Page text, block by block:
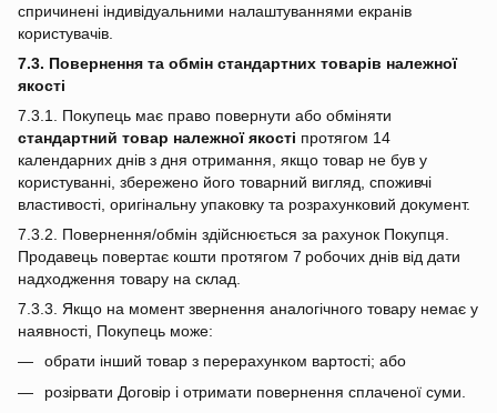
спричинені індивідуальними налаштуваннями екранів
користувачів.
7.3. Повернення та обмін стандартних товарів належної
якості
7.3.1. Покупець має право повернути або обміняти
стандартний товар належної якості протягом 14
календарних днів з дня отримання, якщо товар не був у
користуванні, збережено його товарний вигляд, споживчі
властивості, оригінальну упаковку та розрахунковий документ.
7.3.2. Повернення/обмін здійснюється за рахунок Покупця.
Продавець повертає кошти протягом 7 робочих днів від дати
надходження товару на склад.
7.3.3. Якщо на момент звернення аналогічного товару немає у
наявності, Покупець може:
обрати інший товар з перерахунком вартості; або
розірвати Договір і отримати повернення сплаченої суми.